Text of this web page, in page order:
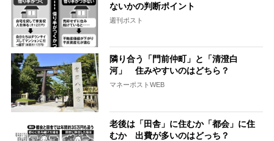
ないかの判断ポイント
週刊ポスト
隣り合う「門前仲町」と「清澄白
河」 住みやすいのはどちら？
マネーポストWEB
老後は「田舎」に住むか「都会」に住
むか 出費が多いのはどっち？